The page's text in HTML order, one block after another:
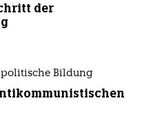
der
Bildung